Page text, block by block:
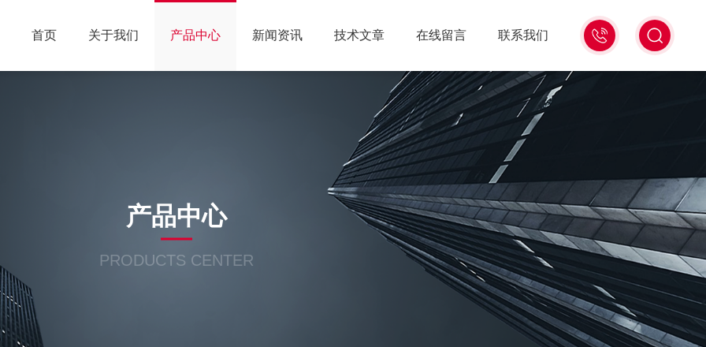
18516586104
微
首页 关于我们 产品中心 新闻资讯 技术文章 在线留言 联系我们
产品中心
PRODUCTS CENTER